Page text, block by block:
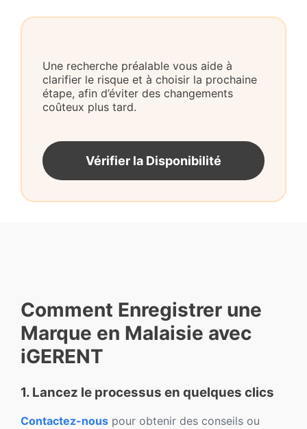
Une recherche préalable vous aide à
clarifier le risque et à choisir la prochaine
étape, afin d’éviter des changements
coûteux plus tard.
Vérifier la Disponibilité
Comment Enregistrer une
Marque en Malaisie avec
iGERENT
1. Lancez le processus en quelques clics
Contactez-nous pour obtenir des conseils ou